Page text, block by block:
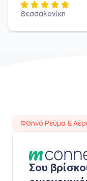
Θεσσαλονίκη
Φθηνό Ρεύμα &
Σου